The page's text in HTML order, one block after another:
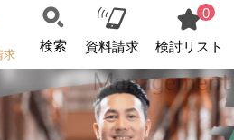
求
検索 資料請求
0
検討リスト